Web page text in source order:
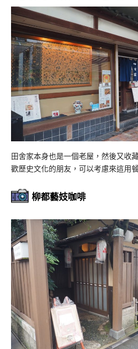
田舍家本身也是一個老屋，然後又收
歡歷史文化的朋友，可以考慮來這用餐
柳都藝妓咖啡